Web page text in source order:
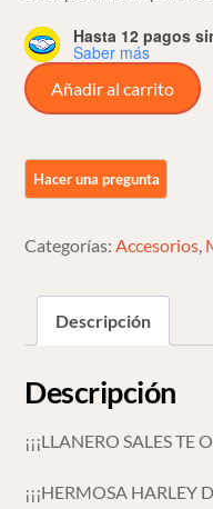
Hasta 12 pagos
Saber más
Harley
Davidson
48
Forty
1200cc
*710
cantidad
Añadir al carrito
Categorías:Accesorios,
Descripción
Descripción
¡¡¡LLANERO SALES TE
¡¡¡HERMOSA HARLEY